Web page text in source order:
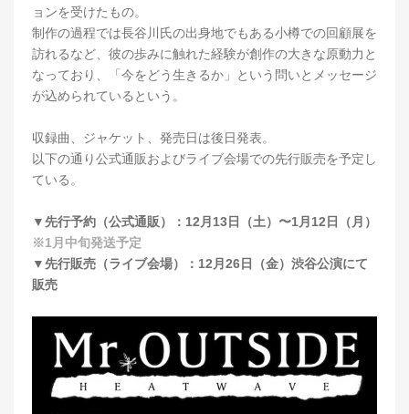
ョンを受けたもの。
制作の過程では長谷川氏の出身地でもある小樽での回顧展を
訪れるなど、彼の歩みに触れた経験が創作の大きな原動力と
なっており、「今をどう生きるか」という問いとメッセージ
が込められているという。
収録曲、ジャケット、発売日は後日発表。
以下の通り公式通販およびライブ会場での先行販売を予定し
ている。
▼先行予約（公式通販）：12月13日（土）〜1月12日（月）
※1月中旬発送予定
▼先行販売（ライブ会場）：12月26日（金）渋谷公演にて
販売